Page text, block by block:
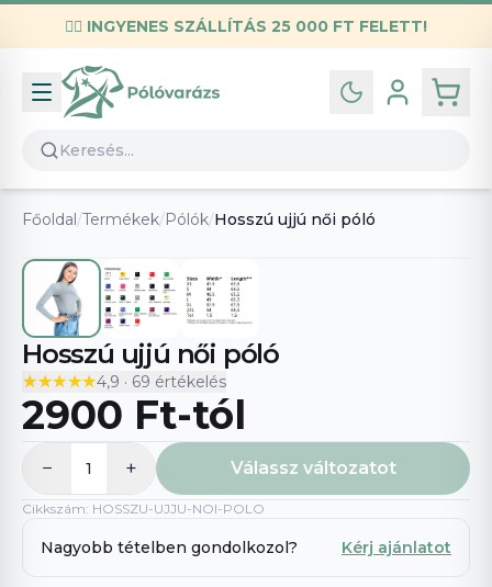
✌🏼 INGYENES SZÁLLÍTÁS 25 000 FT FELETT!
Infó
Kapcsolat
GYIK
Általános szerződési feltételek
Adatvédelmi nyilatkozat
Főoldal /Termékek/Pólók/Hosszú ujjú női póló
Hosszú ujjú női póló
★★★★★
★★★★★4,9 · 69 értékelés
2900 Ft-tól
− 1 + Válassz változatot
Cikkszám: HOSSZU-UJJU-NOI-POLO
Nagyobb tételben gondolkozol? Kérj ajánlatot